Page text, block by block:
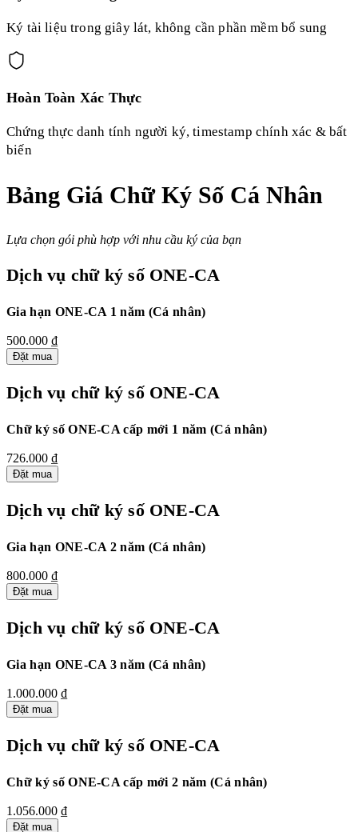
Ký tài liệu trong giây lát, không cần phần mềm bổ sung
Hoàn Toàn Xác Thực
Chứng thực danh tính người ký, timestamp chính xác & bất
biến
Bảng Giá Chữ Ký Số Cá Nhân
Lựa chọn gói phù hợp với nhu cầu ký của bạn
Dịch vụ chữ ký số ONE-CA
Gia hạn ONE-CA 1 năm (Cá nhân)
500.000 ₫
Đặt mua
Dịch vụ chữ ký số ONE-CA
Chữ ký số ONE-CA cấp mới 1 năm (Cá nhân)
726.000 ₫
Đặt mua
Dịch vụ chữ ký số ONE-CA
Gia hạn ONE-CA 2 năm (Cá nhân)
800.000 ₫
Đặt mua
Dịch vụ chữ ký số ONE-CA
Gia hạn ONE-CA 3 năm (Cá nhân)
1.000.000 ₫
Đặt mua
Dịch vụ chữ ký số ONE-CA
Chữ ký số ONE-CA cấp mới 2 năm (Cá nhân)
1.056.000 ₫
Đặt mua